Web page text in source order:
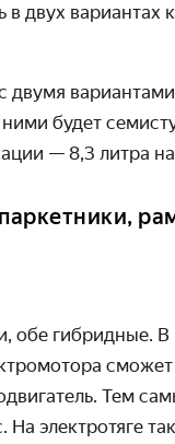
в двух вариантах
двумя
будет
— 8,3 литра
обе гибридные. В
Тем
электротяге